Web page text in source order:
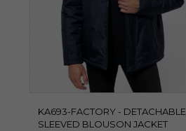
KA693-FACTORY - DETACHABLE
SLEEVED BLOUSON JACKET